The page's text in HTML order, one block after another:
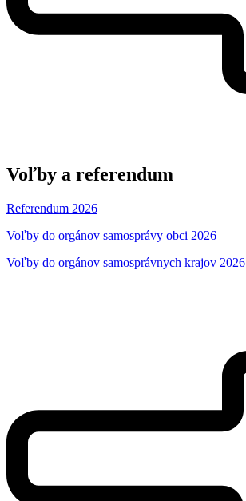
Voľby a referendum
Referendum 2026
Voľby do orgánov samosprávy obci 2026
Voľby do orgánov samosprávnych krajov 2026